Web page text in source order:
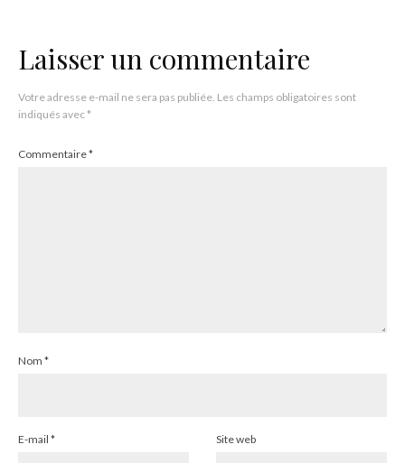
Laisser un commentaire
Votre adresse e-mail ne sera pas publiée. Les champs obligatoires sont
indiqués avec*
Commentaire*
Nom *
E-mail * Site web